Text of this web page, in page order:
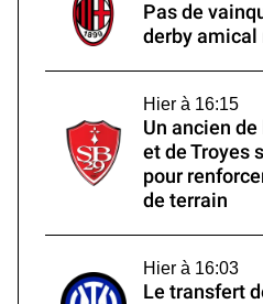
Pas de
derby
Hier à 16:15
Un ancien
et de Troyes
pour
de terrain
Hier à 16:03
Le transfert